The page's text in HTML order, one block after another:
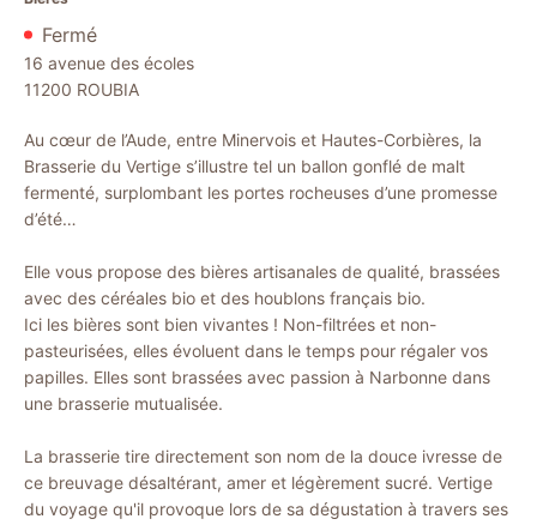
Fermé
16 avenue des écoles
11200 ROUBIA
Au cœur de l’Aude, entre Minervois et Hautes-Corbières, la
Brasserie du Vertige s’illustre tel un ballon gonflé de malt
fermenté, surplombant les portes rocheuses d’une promesse
d’été…
Elle vous propose des bières artisanales de qualité, brassées
avec des céréales bio et des houblons français bio.
Ici les bières sont bien vivantes ! Non-filtrées et non-
pasteurisées, elles évoluent dans le temps pour régaler vos
papilles. Elles sont brassées avec passion à Narbonne dans
une brasserie mutualisée.
La brasserie tire directement son nom de la douce ivresse de
ce breuvage désaltérant, amer et légèrement sucré. Vertige
du voyage qu'il provoque lors de sa dégustation à travers ses